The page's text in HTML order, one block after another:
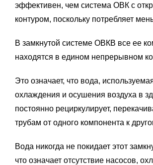
эффективен, чем система ОВК с
контуром, поскольку потребляет
В замкнутой системе ОВКВ все ее
находятся в едином непрерывном
Это означает, что вода,
охлаждения и осушения воздуха в
постоянно рециркулирует,
трубам от одного компонента к
Вода никогда не покидает этот
что означает отсутствие насосов,